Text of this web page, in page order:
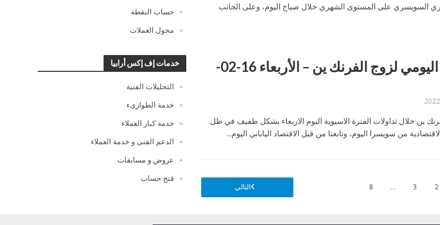
حساب النقطة
محول العملات
خدمات إف إكس أرابيا
التحليلات الفنية
خدمة الطوارىء
خدمة كبار العملاء
الدعم الفنى و خدمة العملاء
عروض و مسابقات
فتح حساب
السويسري على المستوى الشهري خلال صباح اليوم، وعلى الجانب
التحليل اليومي لزوج الفرنك ين – الأربعاء 16-02-
ين خلال تداولات الفترة الاسيوية اليوم الاربعاء بشكل طفيف في ظل
من سويسرا اليوم، وتابعنا من قبل الاقتصاد الياباني اليوم...
2
3
…
8 التالي